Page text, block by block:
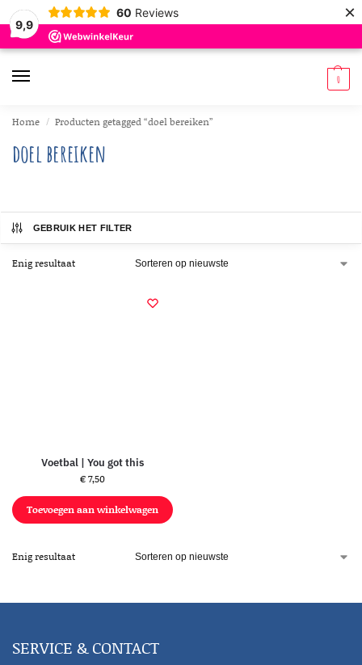
9,9
60 Reviews ×
0
Home / Producten getagged “doel bereiken”
doel bereiken
GEBRUIK HET FILTER
Enig resultaat
Voetbal | You got this
€7,50
Toevoegen aan winkelwagen
Enig resultaat
SERVICE & CONTACT